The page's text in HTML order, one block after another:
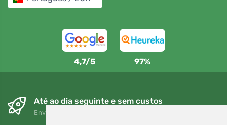
4,7/5 97%
Até ao dia seguinte e sem custos
Envio gratuito para encomendas superiores a 80 EUR